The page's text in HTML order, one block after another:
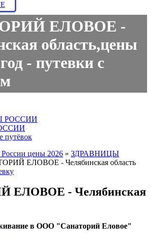
ЕЛОВОЕ -
область,цены
- путевки с
РОССИИ
путёвок
цены 2026 » ЗДРАВНИЦЫ
ЕЛОВОЕ - Челябинская область
ЕЛОВОЕ - Челябинская
в ООО "Санаторий Еловое"